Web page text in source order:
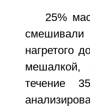
25%
смешивали
нагретого
мешалкой,
течение